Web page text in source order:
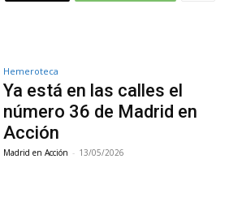
Hemeroteca
Ya está en las calles el
número 36 de Madrid en
Acción
Madrid en Acción - 13/05/2026